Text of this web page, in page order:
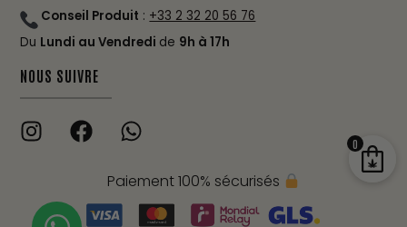
Conseil Produit : +33 2 32 20 56 76
Du Lundi au Vendredi de 9h à 17h
NOUS SUIVRE
Paiement 100% sécurisés
0